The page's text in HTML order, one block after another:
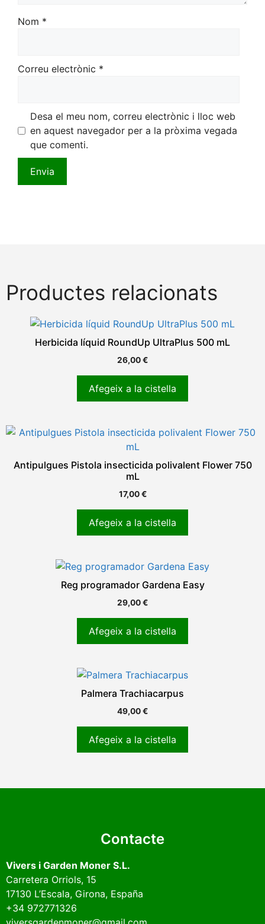
Nom *
Correu electrònic *
Desa el meu nom, correu electrònic i lloc web
en aquest navegador per a la pròxima vegada
que comenti.
Productes relacionats
Herbicida líquid RoundUp UltraPlus 500 mL
26,00€
Afegeix a la cistella
Antipulgues Pistola insecticida polivalent Flower 750
mL
17,00€
Afegeix a la cistella
Reg programador Gardena Easy
29,00€
Afegeix a la cistella
Palmera Trachiacarpus
49,00€
Afegeix a la cistella
Contacte
Vivers i Garden Moner S.L.
Carretera Orriols, 15
17130 L’Escala, Girona, España
+34 972771326